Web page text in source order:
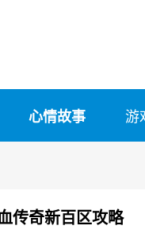
心情故事 游
传奇新百区攻略